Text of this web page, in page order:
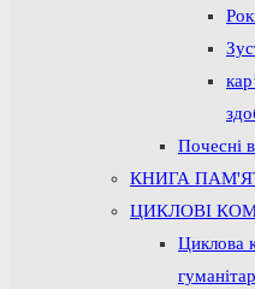
Почесні
КНИГА
ЦИКЛОВІ
Циклова